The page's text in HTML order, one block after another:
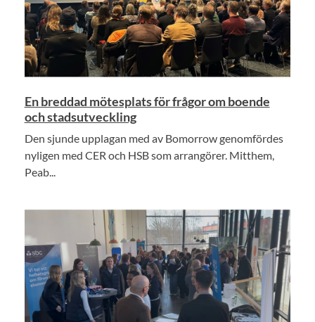
En breddad mötesplats för frågor om boende
och stadsutveckling
Den sjunde upplagan med av Bomorrow genomfördes
nyligen med CER och HSB som arrangörer. Mitthem,
Peab...